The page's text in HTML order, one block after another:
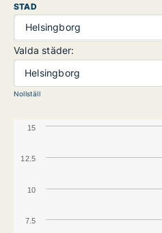
STAD
Helsingborg
Valda städer:
Helsingborg
Nollställ
7.5
10
12.5
15